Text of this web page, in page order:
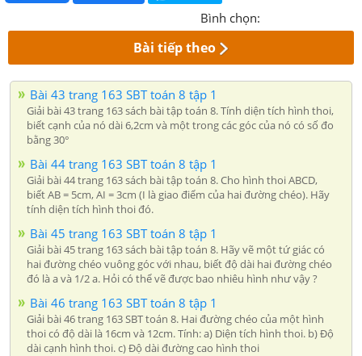
Bình chọn:
Bài tiếp theo
Bài 43 trang 163 SBT toán 8 tập 1
Giải bài 43 trang 163 sách bài tập toán 8. Tính diện tích hình thoi,
biết cạnh của nó dài 6,2cm và một trong các góc của nó có số đo
bằng 30°
Bài 44 trang 163 SBT toán 8 tập 1
Giải bài 44 trang 163 sách bài tập toán 8. Cho hình thoi ABCD,
biết AB = 5cm, AI = 3cm (I là giao điểm của hai đường chéo). Hãy
tính diện tích hình thoi đó.
Bài 45 trang 163 SBT toán 8 tập 1
Giải bài 45 trang 163 sách bài tập toán 8. Hãy vẽ một tứ giác có
hai đường chéo vuông góc với nhau, biết độ dài hai đường chéo
đó là a và 1/2 a. Hỏi có thể vẽ được bao nhiêu hình như vậy ?
Bài 46 trang 163 SBT toán 8 tập 1
Giải bài 46 trang 163 SBT toán 8. Hai đường chéo của một hình
thoi có độ dài là 16cm và 12cm. Tính: a) Diện tích hình thoi. b) Độ
dài cạnh hình thoi. c) Độ dài đường cao hình thoi